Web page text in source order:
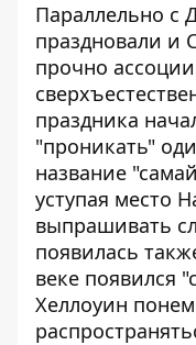
Параллельно с
праздновали и
прочно
праздника
"проникать"
название
уступая место
выпрашивать
появилась
веке появился
Хеллоуин